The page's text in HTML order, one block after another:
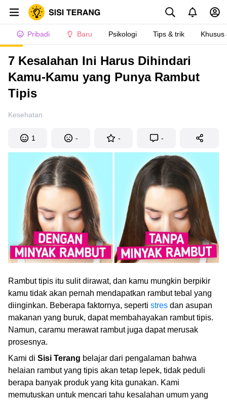
Pribadi Baru Psikologi Tips & trik Khusus
7 Kesalahan Ini Harus Dihindari
Kamu-Kamu yang Punya Rambut
Tipis
Kesehatan
1 - - -
Rambut tipis itu sulit dirawat, dan kamu mungkin berpikir
kamu tidak akan pernah mendapatkan rambut tebal yang
diinginkan. Beberapa faktornya, seperti stres dan asupan
makanan yang buruk, dapat membahayakan rambut tipis.
Namun, caramu merawat rambut juga dapat merusak
prosesnya.
Kami di Sisi Terang belajar dari pengalaman bahwa
helaian rambut yang tipis akan tetap lepek, tidak peduli
berapa banyak produk yang kita gunakan. Kami
memutuskan untuk mencari tahu kesalahan umum yang